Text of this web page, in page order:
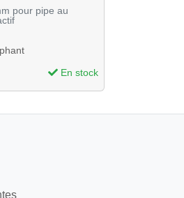
pour pipe au
En stock